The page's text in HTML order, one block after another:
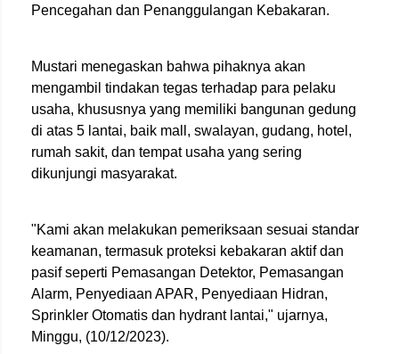
Pencegahan dan Penanggulangan Kebakaran.
Mustari menegaskan bahwa pihaknya akan
mengambil tindakan tegas terhadap para pelaku
usaha, khususnya yang memiliki bangunan gedung
di atas 5 lantai, baik mall, swalayan, gudang, hotel,
rumah sakit, dan tempat usaha yang sering
dikunjungi masyarakat.
"Kami akan melakukan pemeriksaan sesuai standar
keamanan, termasuk proteksi kebakaran aktif dan
pasif seperti Pemasangan Detektor, Pemasangan
Alarm, Penyediaan APAR, Penyediaan Hidran,
Sprinkler Otomatis dan hydrant lantai," ujarnya,
Minggu, (10/12/2023).